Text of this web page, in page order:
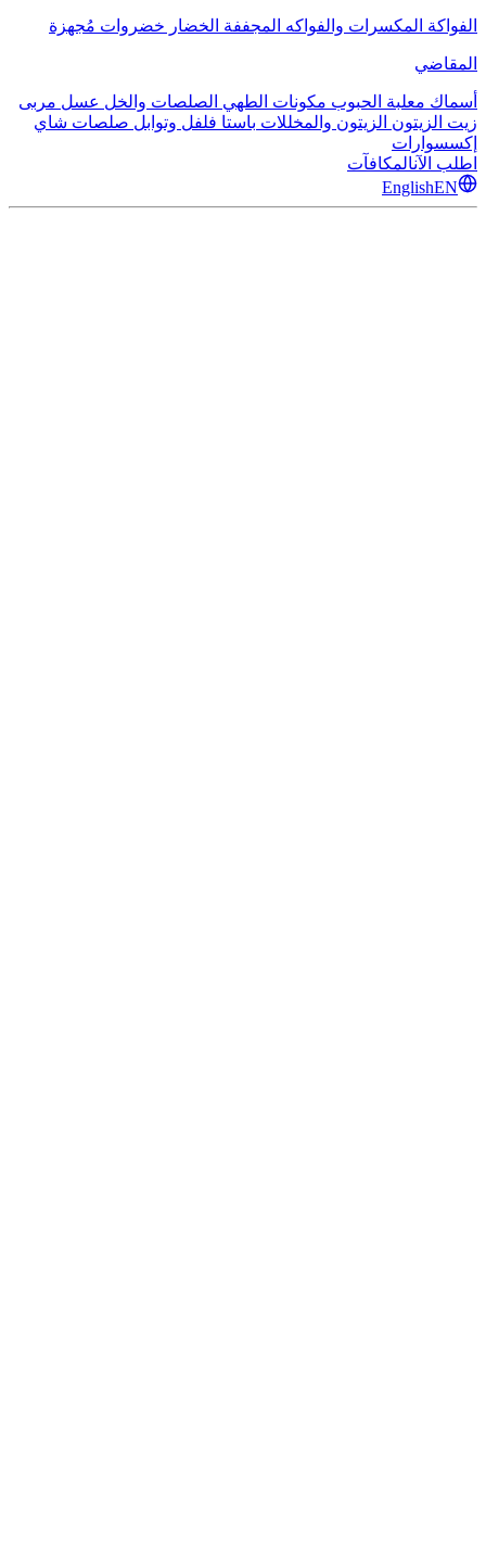
الفواكة المكسرات والفواكه المجففة الخضار خضروات مُجهزة
المقاضي
أسماك معلبة الحبوب مكونات الطهي الصلصات والخل عسل مربى
زيت الزيتون الزيتون والمخللات باستا فلفل وتوابل صلصات شاي
إكسسوارات
اطلب الآنالمكافآت
EnglishEN